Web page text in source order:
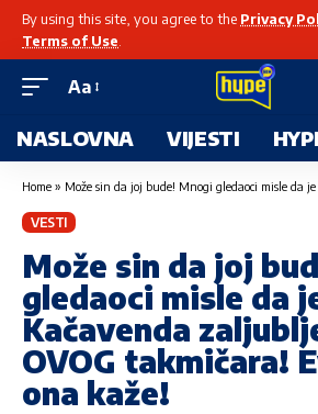
By using this site, you agree to the Privacy
Terms of Use
Aa
NASLOVNA VIJESTI
Home » Može sin da joj bude! Mnogi gledaoci misle da je Kačavenda
VESTI
Može sin da joj
gledaoci misle da
Kačavenda
OVOG takmičara!
ona kaže!